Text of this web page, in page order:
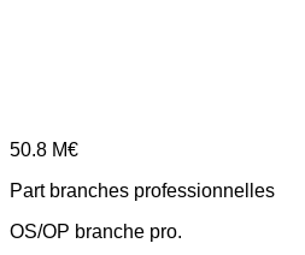
50.8 M€
Part branches professionnelles
OS/OP branche pro.